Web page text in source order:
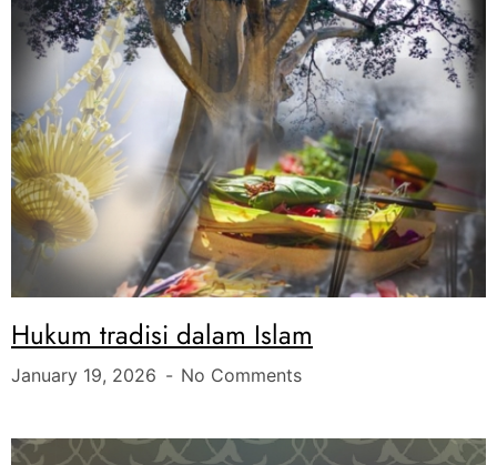
Hukum tradisi dalam Islam
January 19, 2026 No Comments